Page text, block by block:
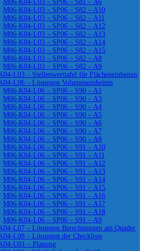
M06-K04-L03 – SP06 – S81 – A6
M06-K04-L03 – SP06 – S82 – A10
M06-K04-L03 – SP06 – S82 – A11
M06-K04-L03 – SP06 – S82 – A12
M06-K04-L03 – SP06 – S82 – A13
M06-K04-L03 – SP06 – S82 – A14
M06-K04-L03 – SP06 – S82 – A15
M06-K04-L03 – SP06 – S82 – A8
M06-K04-L03 – SP06 – S82 – A9
L03 – Stellenwerttafel für Flächeneinheiten
L06 – Lösungen Volumeneinheiten
M06-K04-L06 – SP06 – S90 – A1
M06-K04-L06 – SP06 – S90 – A3
M06-K04-L06 – SP06 – S90 – A4
M06-K04-L06 – SP06 – S90 – A5
M06-K04-L06 – SP06 – S90 – A6
M06-K04-L06 – SP06 – S90 – A7
M06-K04-L06 – SP06 – S90 – A8
M06-K04-L06 – SP06 – S91 – A10
M06-K04-L06 – SP06 – S91 – A11
M06-K04-L06 – SP06 – S91 – A12
M06-K04-L06 – SP06 – S91 – A13
M06-K04-L06 – SP06 – S91 – A14
M06-K04-L06 – SP06 – S91 – A15
M06-K04-L06 – SP06 – S91 – A16
M06-K04-L06 – SP06 – S91 – A17
M06-K04-L06 – SP06 – S91 – A18
M06-K04-L06 – SP06 – S91 – A9
L07 – Lösungen Berechnungen am Quader
L08 – Lösungen der Checkliste
U01 – Planung